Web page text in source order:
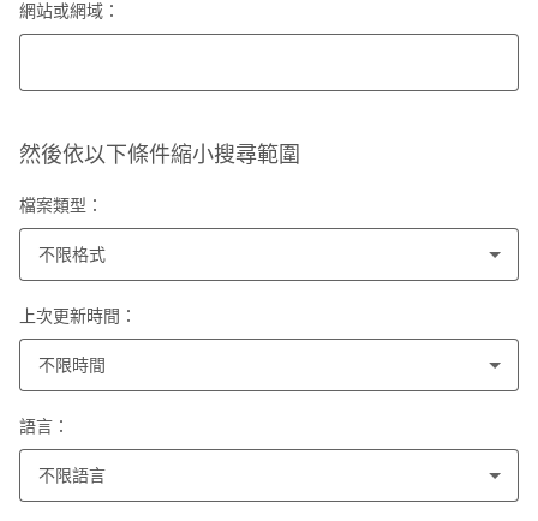
網站或網域：
然後依以下條件縮小搜尋範圍
檔案類型：
不限格式
上次更新時間：
不限時間
語言：
不限語言